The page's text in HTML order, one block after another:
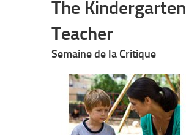
The Kindergarten
Teacher
Semaine de la Critique